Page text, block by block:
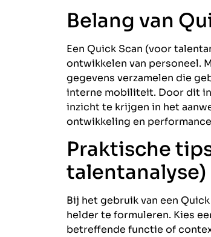
Belang van
Een Quick Scan (voor
ontwikkelen van personeel.
gegevens verzamelen die
interne mobiliteit. Door dit
inzicht te krijgen in het
ontwikkeling en
Praktische
talentanalyse)
Bij het gebruik van een
helder te formuleren. Kies
betreffende functie of